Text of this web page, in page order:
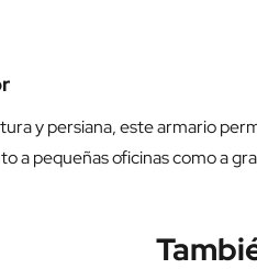
y persiana, este armario
a pequeñas oficinas como a